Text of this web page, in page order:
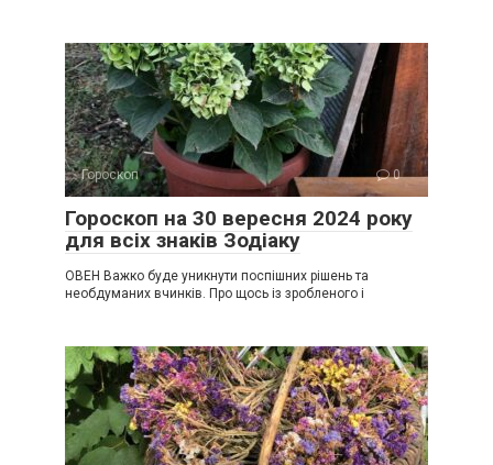
Гороскоп 0
Гороскоп на 30 вересня 2024 року
для всіх знаків Зодіаку
ОВЕН Важко буде уникнути поспішних рішень та
необдуманих вчинків. Про щось із зробленого і